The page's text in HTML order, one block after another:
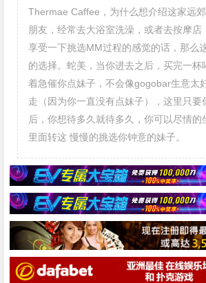
Thermae Caffee，为什么想介绍这家远
朋友，经常去大浴室洗澡，或者去按摩店
享受一下挑选MM过程的感觉的话，那么
的选择。蛇美，当你进去之后，买完一杯
着急催你点妹子，不会像gogobar生意太
走（因为你一直没有点妹子），这里只要
后，你想待多久就待多久，你可以尽情的
里面转这 慢慢的挑选你钟意的妹子。